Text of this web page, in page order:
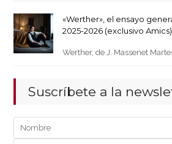
«Werther», el ensayo
2025-2026 (exclusivo Amics)
Werther, de J. Massenet
Suscríbete a la